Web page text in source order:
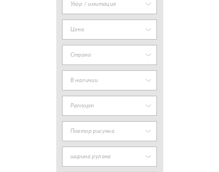
Узор / имитация
Цена
Страна
В наличии
Раппорт
Повтор рисунка
ширина рулона